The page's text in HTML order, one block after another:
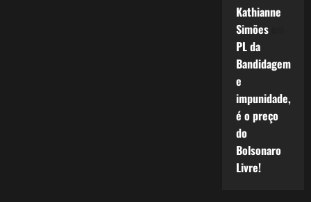
Kathianne
Simõesem
PL da
Bandidagem
e
impunidade,
é o preço
do
Bolsonaro
Livre!